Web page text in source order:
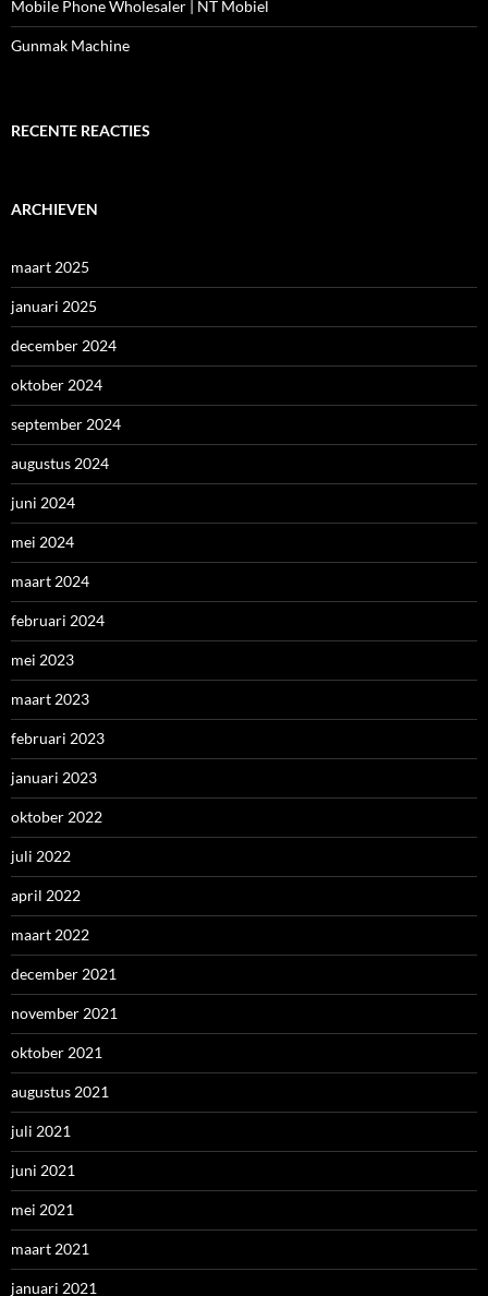
Mobile Phone Wholesaler | NT Mobiel
Gunmak Machine
RECENTE REACTIES
ARCHIEVEN
maart 2025
januari 2025
december 2024
oktober 2024
september 2024
augustus 2024
juni 2024
mei 2024
maart 2024
februari 2024
mei 2023
maart 2023
februari 2023
januari 2023
oktober 2022
juli 2022
april 2022
maart 2022
december 2021
november 2021
oktober 2021
augustus 2021
juli 2021
juni 2021
mei 2021
maart 2021
januari 2021